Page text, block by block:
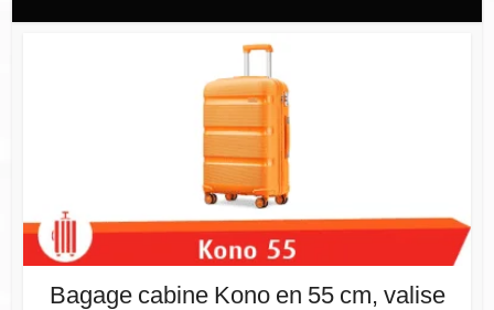
Bagage cabine Kono en 55 cm, valise